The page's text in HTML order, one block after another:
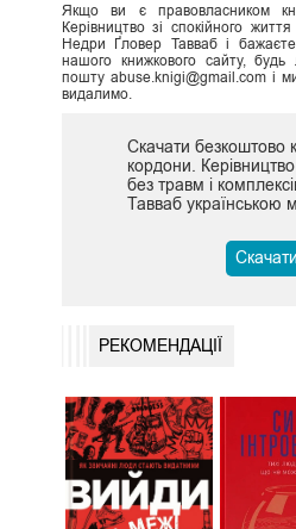
Якщо ви є правовласником
Керівництво зі спокійного
Недри Ґловер Тавваб і
нашого книжкового сайту,
пошту abuse.knigi@gmail.com і
видалимо.
Скачати безкоштово
кордони. Керівництво
без травм і
Тавваб українською
Скачати
РЕКОМЕНДАЦІЇ